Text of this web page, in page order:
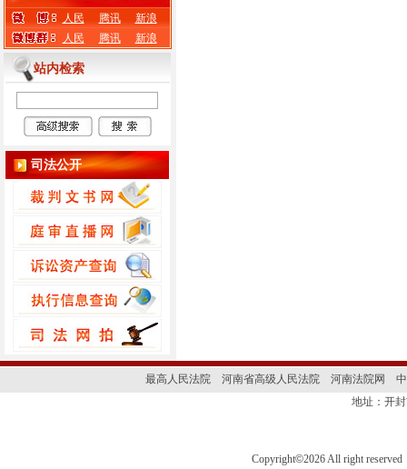
人民 腾讯
新浪
人民
腾讯 新浪
站内检索
司法公开
最高人民法院 河南省高级人民法院 河南法院网
地址：开
Copyright©2026 All right